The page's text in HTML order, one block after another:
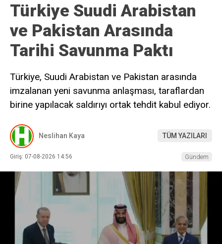
Türkiye Suudi Arabistan
ve Pakistan Arasında
Tarihi Savunma Paktı
Türkiye, Suudi Arabistan ve Pakistan arasında
imzalanan yeni savunma anlaşması, taraflardan
birine yapılacak saldırıyı ortak tehdit kabul ediyor.
Neslihan Kaya TÜM YAZILARI
Giriş: 07-08-2026 14:56 Gündem